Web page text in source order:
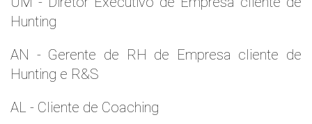
Hunting
AN - Gerente de RH de Empresa cliente de
Hunting e R&S
AL - Cliente de Coaching